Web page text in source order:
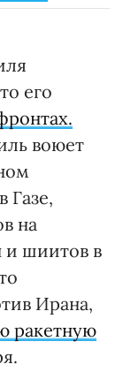
его
воюет
Газе,
на
и шиитов в
Ирана,
ракетную